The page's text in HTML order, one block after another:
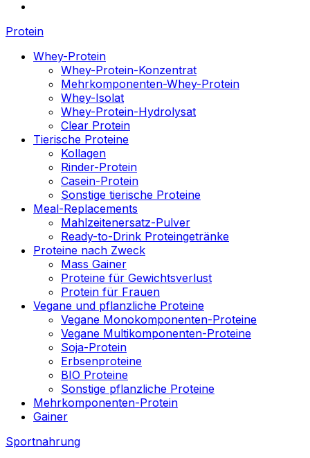
Protein
Whey-Protein
Whey-Protein-Konzentrat
Mehrkomponenten-Whey-Protein
Whey-Isolat
Whey-Protein-Hydrolysat
Clear Protein
Tierische Proteine
Kollagen
Rinder-Protein
Casein-Protein
Sonstige tierische Proteine
Meal-Replacements
Mahlzeitenersatz-Pulver
Ready-to-Drink Proteingetränke
Proteine nach Zweck
Mass Gainer
Proteine für Gewichtsverlust
Protein für Frauen
Vegane und pflanzliche Proteine
Vegane Monokomponenten-Proteine
Vegane Multikomponenten-Proteine
Soja-Protein
Erbsenproteine
BIO Proteine
Sonstige pflanzliche Proteine
Mehrkomponenten-Protein
Gainer
Sportnahrung